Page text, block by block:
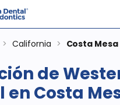
> California > Costa Mesa
de
en Costa